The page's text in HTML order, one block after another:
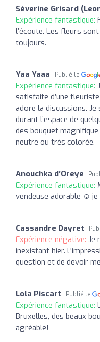
Séverine Grisard
Expérience fantastique:
l’écoute. Les fleurs
toujours.
Yaa Yaaa Publié le
Expérience fantastique:
satisfaite d’une
adore la discussions.
durant l’espace de
des bouquet
neutre ou très colorée.
Anouchka d’Oreye
Expérience fantastique:
vendeuse adorable ☺️ je
Cassandre Dayret
Expérience négative: Je
inexistant hier.
question et de devoir
Lola Piscart Publié le
Expérience fantastique:
Bruxelles, des beaux
agréable!